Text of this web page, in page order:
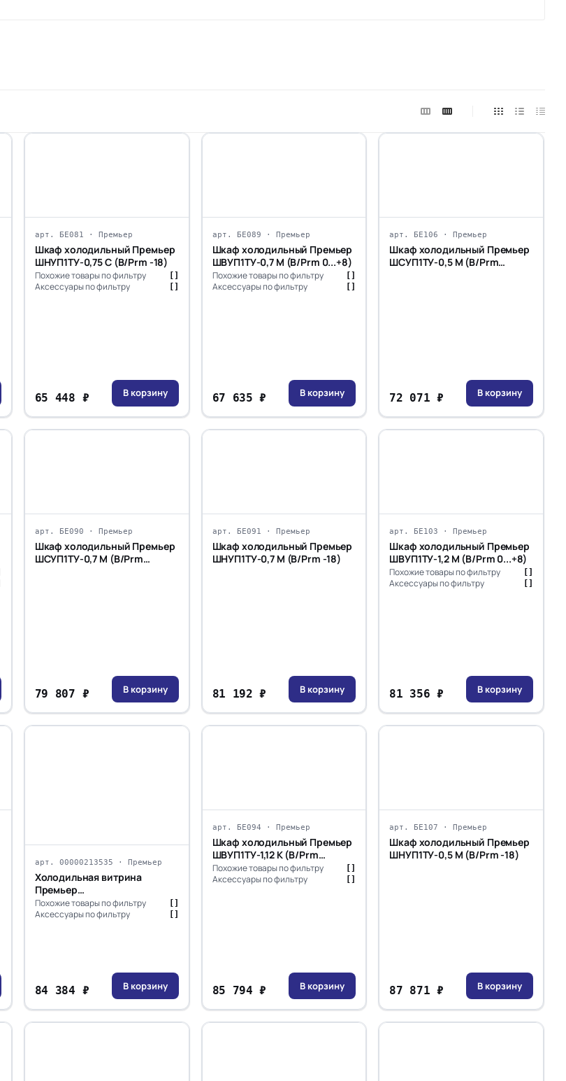
арт. БЕ081 · Премьер
Шкаф холодильный Премьер
ШНУП1ТУ-0,75 С (В/Prm -18)
Похожие товары по фильтру []
Аксессуары по фильтру []
65 448 ₽ В корзину
арт. БЕ089 · Премьер
Шкаф холодильный Премьер
ШВУП1ТУ-0,7 М (В/Prm 0...+8)
Похожие товары по фильтру []
Аксессуары по фильтру []
67 635 ₽ В корзину
арт. БЕ106 · Премьер
Шкаф холодильный Премьер
ШСУП1ТУ-0,5 М (В/Prm
72 071 ₽ В корзину
арт. БЕ090 · Премьер
Шкаф холодильный Премьер
ШСУП1ТУ-0,7 М (В/Prm
79 807 ₽ В корзину
арт. БЕ091 · Премьер
Шкаф холодильный Премьер
ШНУП1ТУ-0,7 М (В/Prm -18)
81 192 ₽ В корзину
арт. БЕ103 · Премьер
Шкаф холодильный Премьер
ШВУП1ТУ-1,2 М (В/Prm 0...+8)
Похожие товары по фильтру []
Аксессуары по фильтру []
81 356 ₽ В корзину
арт. 00000213535 · Премьер
Холодильная витрина
Премьер
среднетемпературная
угловая ВСУП1-0,22ТУ/F1в-УН
Похожие товары по фильтру
Аксессуары по фильтру
84 384 ₽ В корзину
арт. БЕ094 · Премьер
Шкаф холодильный Премьер
ШВУП1ТУ-1,12 К (В/Prm
+1...+10)
Похожие товары по фильтру
Аксессуары по фильтру
85 794 ₽ В корзину
арт. БЕ107 · Премьер
Шкаф холодильный Премьер
ШНУП1ТУ-0,5 М (В/Prm -18)
87 871 ₽ В корзину